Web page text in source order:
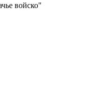
войско"